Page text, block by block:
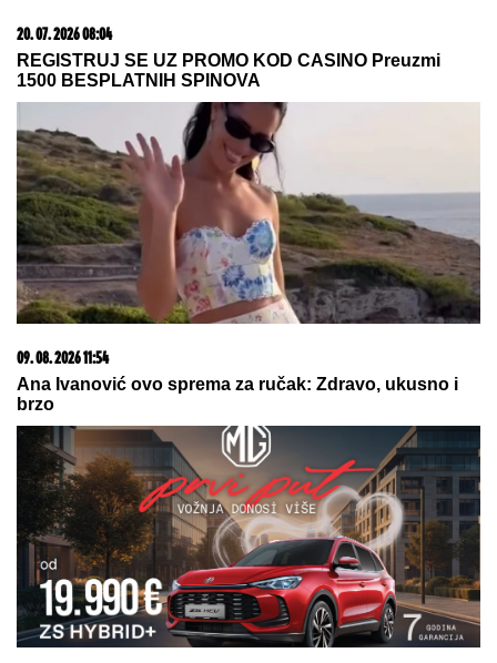
20. 07. 2026 08:04
REGISTRUJ SE UZ PROMO KOD CASINO Preuzmi
1500 BESPLATNIH SPINOVA
09. 08. 2026 11:54
Ana Ivanović ovo sprema za ručak: Zdravo, ukusno i
brzo